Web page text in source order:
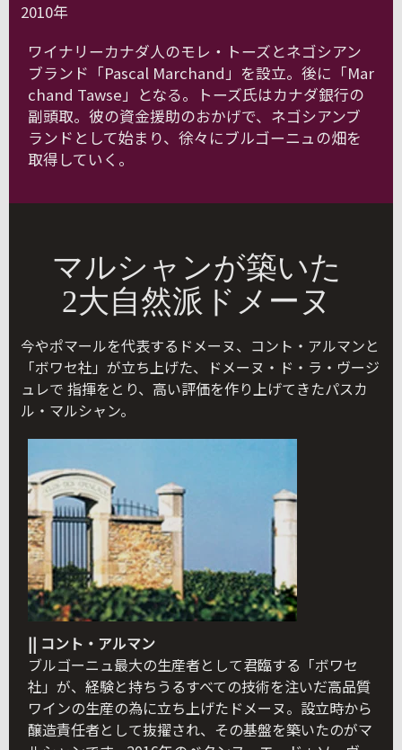
2010年
ワイナリーカナダ人のモレ・トーズとネゴシアン
ブランド「Pascal Marchand」を設立。後に「Mar
chand Tawse」となる。トーズ氏はカナダ銀行の
副頭取。彼の資金援助のおかげで、ネゴシアンブ
ランドとして始まり、徐々にブルゴーニュの畑を
取得していく。
マルシャンが築いた
2大自然派ドメーヌ
今やポマールを代表するドメーヌ、コント・アルマンと
「ボワセ社」が立ち上げた、ドメーヌ・ド・ラ・ヴージ
ュレで 指揮をとり、高い評価を作り上げてきたパスカ
ル・マルシャン。
|| コント・アルマン
ブルゴーニュ最大の生産者として君臨する「ボワセ
社」が、経験と持ちうるすべての技術を注いだ高品質
ワインの生産の為に立ち上げたドメーヌ。設立時から
醸造責任者として抜擢され、その基盤を築いたのがマ